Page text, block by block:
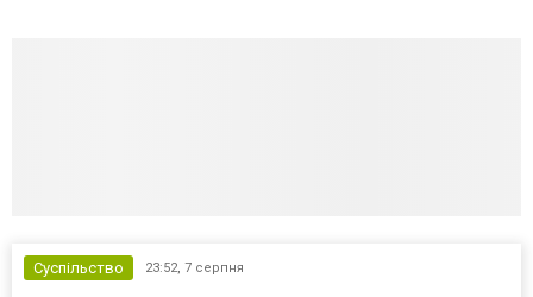
Суспільство 23:52, 7 серпня